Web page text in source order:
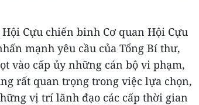
Cựu chiến binh Cơ quan Hội Cựu
mạnh yêu cầu của Tổng Bí thư,
vào cấp ủy những cán bộ vi phạm,
rất quan trọng trong việc lựa chọn,
vị trí lãnh đạo các cấp thời gian